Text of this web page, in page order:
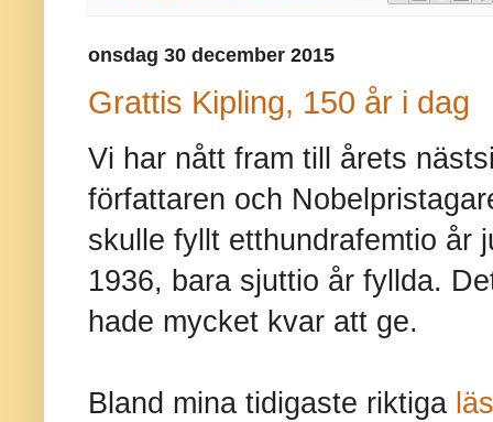
onsdag 30 december 2015
Grattis Kipling, 150 år i dag
Vi har nått fram till årets
författaren och
skulle fyllt etthundrafemtio år
1936, bara sjuttio år fyllda.
hade mycket kvar att ge.
Bland mina tidigaste riktiga